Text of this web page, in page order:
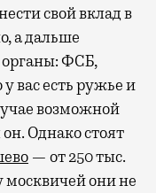
свой вклад в
а дальше
органы: ФСБ,
вас есть ружье и
возможной
Однако стоят
— от 250 тыс.
москвичей они не